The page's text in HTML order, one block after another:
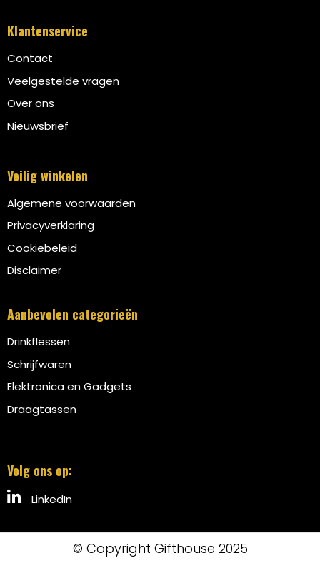
Klantenservice
Contact
Veelgestelde vragen
Over ons
Nieuwsbrief
Veilig winkelen
Algemene voorwaarden
Privacyverklaring
Cookiebeleid
Disclaimer
Aanbevolen categorieën
Drinkflessen
Schrijfwaren
Elektronica en Gadgets
Draagtassen
Volg ons op:
LinkedIn
© Copyright Gifthouse 2025